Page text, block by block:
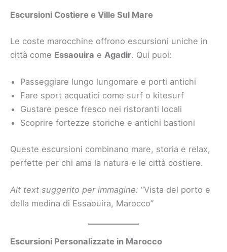
Escursioni Costiere e Ville Sul Mare
Le coste marocchine offrono escursioni uniche in
città come Essaouira e Agadir. Qui puoi:
Passeggiare lungo lungomare e porti antichi
Fare sport acquatici come surf o kitesurf
Gustare pesce fresco nei ristoranti locali
Scoprire fortezze storiche e antichi bastioni
Queste escursioni combinano mare, storia e relax,
perfette per chi ama la natura e le città costiere.
Alt text suggerito per immagine: “Vista del porto e
della medina di Essaouira, Marocco”
Escursioni Personalizzate in Marocco